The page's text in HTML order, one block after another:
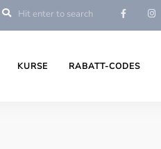
KURSE RABATT-CODES